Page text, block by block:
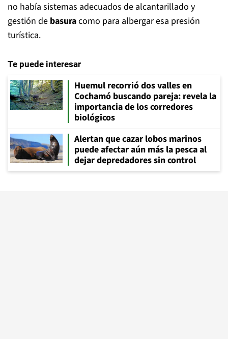
no había sistemas adecuados de alcantarillado y
gestión de basuracomo para albergar esa presión
turística.
Te puede interesar
Huemul recorrió dos valles en
Cochamó buscando pareja: revela la
importancia de los corredores
biológicos
Alertan que cazar lobos marinos
puede afectar aún más la pesca al
dejar depredadores sin control